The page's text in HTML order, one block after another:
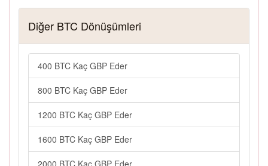
Diğer BTC Dönüşümleri
400 BTC Kaç GBP Eder
800 BTC Kaç GBP Eder
1200 BTC Kaç GBP Eder
1600 BTC Kaç GBP Eder
2000 BTC Kaç GBP Eder